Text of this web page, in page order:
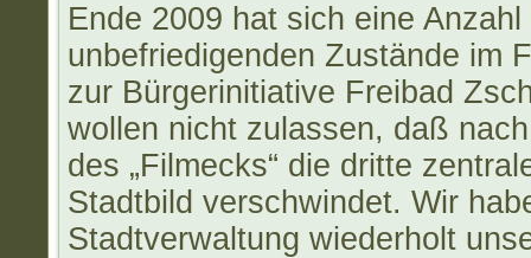
Ende 2009 hat sich eine
unbefriedigenden Zustände im
zur Bürgerinitiative Freibad
wollen nicht zulassen, daß
des „Filmecks“ die dritte
Stadtbild verschwindet. Wir
Stadtverwaltung wiederholt